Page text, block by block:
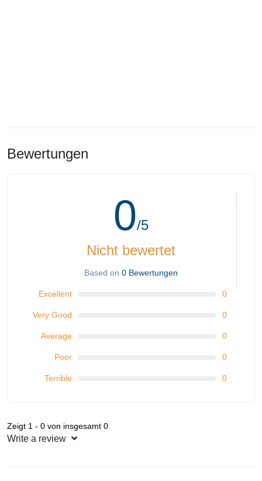
Bewertungen
0/5
Nicht bewertet
Based on 0 Bewertungen
Excellent 0
Very Good 0
Average 0
Poor 0
Terrible 0
Zeigt 1 - 0 von insgesamt 0
Write a review